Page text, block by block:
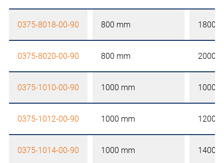
0375-8018-00-90 800 mm 1800
0375-8020-00-90 800 mm 2000
0375-1010-00-90 1000 mm 1000
0375-1012-00-90 1000 mm 1200
0375-1014-00-90 1000 mm 1400